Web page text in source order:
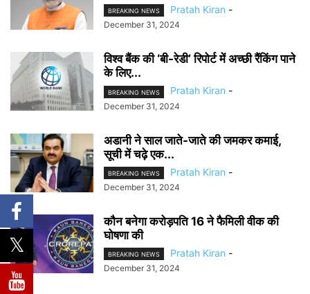
BREAKING NEWS Pratah Kiran -
December 31, 2024
विश्व बैंक की ‘बी-रेडी’ रिपोर्ट में अच्छी रैंकिंग पाने
के लिए...
BREAKING NEWS Pratah Kiran -
December 31, 2024
अडानी ने साल जाते-जाते की जमकर कमाई,
सूची में चढ़े एक...
BREAKING NEWS Pratah Kiran -
December 31, 2024
कौन बनेगा करोड़पति 16 ने फैमिली वीक की
घोषणा की
BREAKING NEWS Pratah Kiran -
December 31, 2024